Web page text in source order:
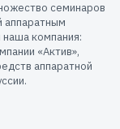
семинаров
аппаратным
наша компания:
«Актив»,
аппаратной